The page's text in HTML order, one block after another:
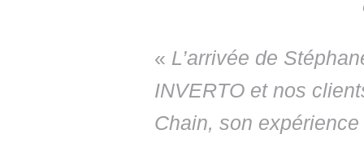
« L’arrivée de
INVERTO et nos
Chain, son